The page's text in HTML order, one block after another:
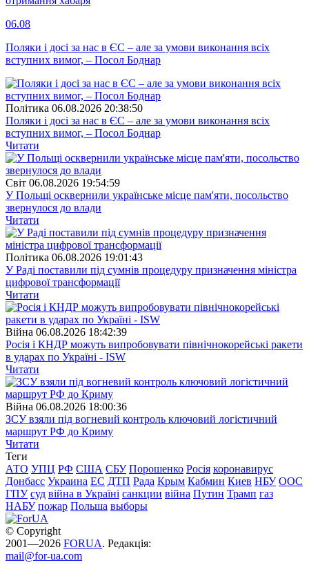
06.08
Поляки і досі за нас в ЄС – але за умови виконання всіх
вступних вимог, – Посол Боднар
Полiтика 06.08.2026 20:38:50
Поляки і досі за нас в ЄС – але за умови виконання всіх
вступних вимог, – Посол Боднар
Читати
Свiт 06.08.2026 19:54:59
У Польщі осквернили українське місце пам'яти, посольство
звернулося до влади
Читати
Полiтика 06.08.2026 19:01:43
У Раді поставили під сумнів процедуру призначення міністра
цифрової трансформації
Читати
Війна 06.08.2026 18:42:39
Росія і КНДР можуть випробовувати північнокорейські ракети
в ударах по Україні - ISW
Читати
Війна 06.08.2026 18:00:36
ЗСУ взяли під вогневий контроль ключовий логістичний
маршрут РФ до Криму
Читати
Теги
АТО УПЦ РФ США СБУ Порошенко Росія коронавирус
Донбасс Украина ЕС ДТП Рада Крым Кабмин Киев НБУ ООС
ГПУ суд війна в Україні санкции війна Путин Трамп газ
НАБУ пожар Польша выборы
© Copyright
2001—2026 FORUA. Редакція:
mail@for-ua.com